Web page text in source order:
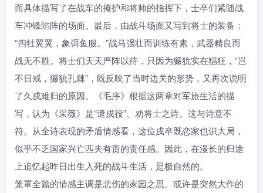
而具体描写了在战车的掩护和将帅的指挥下，士卒们紧随战
车冲锋陷阵的场面。最后，由战斗场面又写到将士的装备：
“四牡翼翼，象弭鱼服。”战马强壮而训练有素，武器精良而
战无不胜。将士们天天严阵以待，只因为玁狁实在猖狂，“岂
不日戒，玁狁孔棘”，既反映了当时边关的形势，又再次说明
了久戍难归的原因。《毛序》根据这两章对军旅生活的描
写，认为《采薇》是“遣戍役”、劝将士之诗。这与诗意不
符。从全诗表现的矛盾情感看，这位戍卒既恋家也识大局，
似乎不乏国家兴亡匹夫有责的责任感。因此，在漫长的归途
上追忆起昨日出生入死的战斗生活，是极自然的。
笼罩全篇的情感主调是悲伤的家园之思。或许是突然大作的